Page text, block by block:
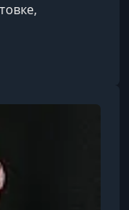
в
в
нормативной
и другие